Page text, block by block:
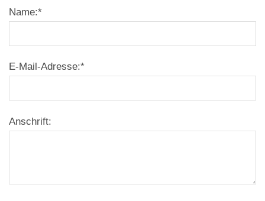
Name:*
E-Mail-Adresse:*
Anschrift: